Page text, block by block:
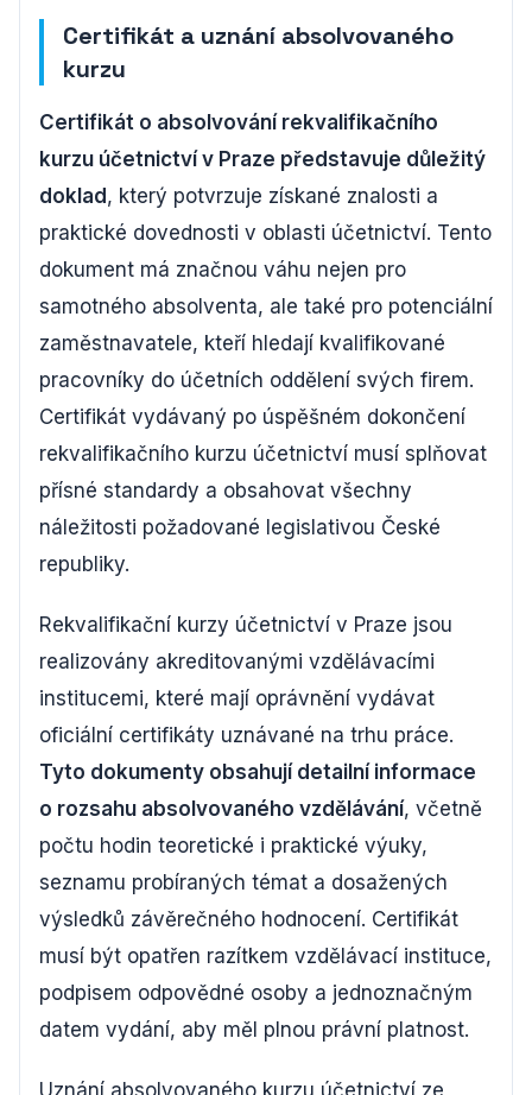
Certifikát a uznání absolvovaného
kurzu
Certifikát o absolvování rekvalifikačního
kurzu účetnictví v Praze představuje důležitý
doklad, který potvrzuje získané znalosti a
praktické dovednosti v oblasti účetnictví. Tento
dokument má značnou váhu nejen pro
samotného absolventa, ale také pro potenciální
zaměstnavatele, kteří hledají kvalifikované
pracovníky do účetních oddělení svých firem.
Certifikát vydávaný po úspěšném dokončení
rekvalifikačního kurzu účetnictví musí splňovat
přísné standardy a obsahovat všechny
náležitosti požadované legislativou České
republiky.
Rekvalifikační kurzy účetnictví v Praze jsou
realizovány akreditovanými vzdělávacími
institucemi, které mají oprávnění vydávat
oficiální certifikáty uznávané na trhu práce.
Tyto dokumenty obsahují detailní informace
o rozsahu absolvovaného vzdělávání, včetně
počtu hodin teoretické i praktické výuky,
seznamu probíraných témat a dosažených
výsledků závěrečného hodnocení. Certifikát
musí být opatřen razítkem vzdělávací instituce,
podpisem odpovědné osoby a jednoznačným
datem vydání, aby měl plnou právní platnost.
Uznání absolvovaného kurzu účetnictví ze